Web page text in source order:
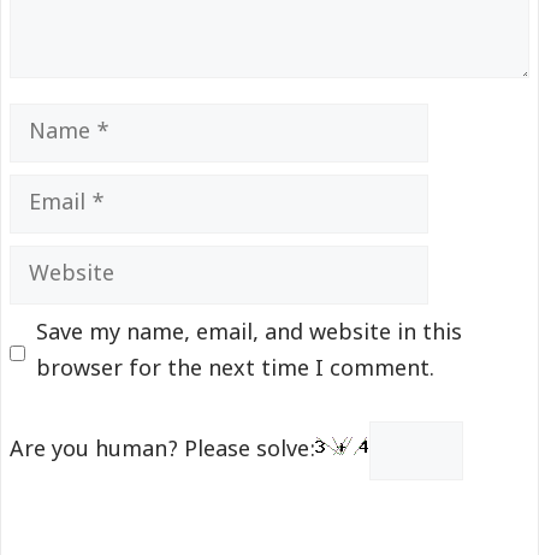
Name
Email
Website
Save my name, email, and website in this
browser for the next time I comment.
Are you human? Please solve: